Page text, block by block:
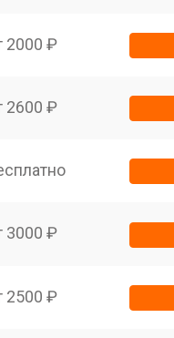
2000 ₽
2600 ₽
3000 ₽
2500 ₽